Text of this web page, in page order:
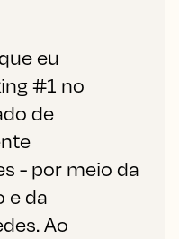
eu
#1 no
de
- por meio da
e da
Ao